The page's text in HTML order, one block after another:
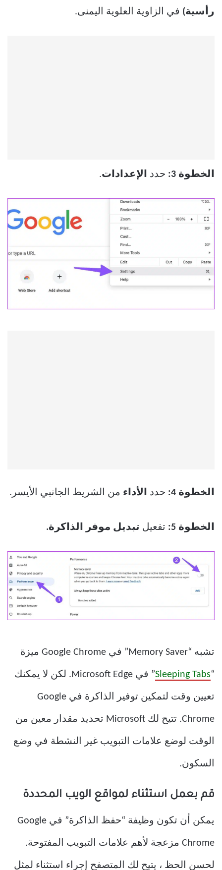
رأسية) في الزاوية العلوية اليمنى.
الخطوة 3: حدد الإعدادات.
الخطوة 4: حدد الأداء من الشريط الجانبي الأيسر.
الخطوة 5: تفعيل تبديل موفر الذاكرة.
تشبه “Memory Saver” في Google Chrome ميزة
“
Sleeping Tabs ” في Microsoft Edge. لكن لا يمكنك
تعيين وقت لتمكين توفير الذاكرة في Google
Chrome. تتيح لك Microsoft تحديد مقدار معين من
الوقت لوضع علامات التبويب غير النشطة في وضع
السكون.
قم بعمل استثناء لمواقع الويب المحددة
يمكن أن تكون وظيفة “حفظ الذاكرة” في Google
Chrome مزعجة لأهم علامات التبويب المفتوحة.
لحسن الحظ ، يتيح لك المتصفح إجراء استثناء لمثل